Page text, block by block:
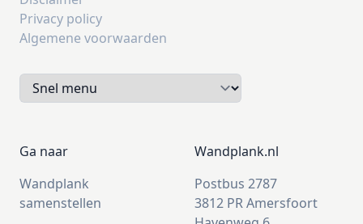
Privacy policy
Algemene voorwaarden
Ga naar
Wandplank
samenstellen
Wandplank.nl
Postbus 2787
3812 PR Amersfoort